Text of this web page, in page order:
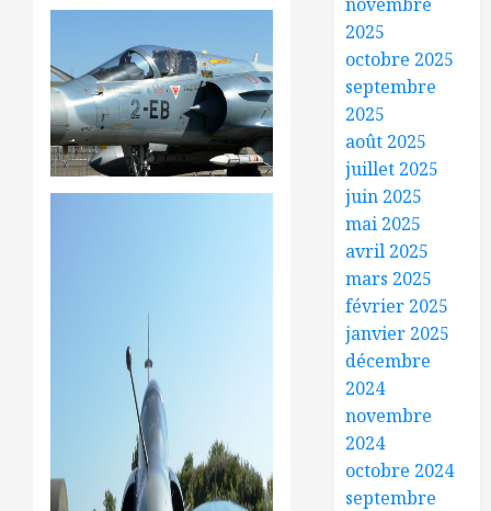
2025
octobre 2025
septembre
2025
août 2025
juillet 2025
juin 2025
mai 2025
avril 2025
mars 2025
février 2025
janvier 2025
décembre
2024
novembre
2024
octobre 2024
septembre